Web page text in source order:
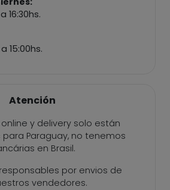
16:30hs.
15:00hs.
Atención
y delivery solo están
Paraguay, no tenemos
en Brasil.
por envios de
vendedores.